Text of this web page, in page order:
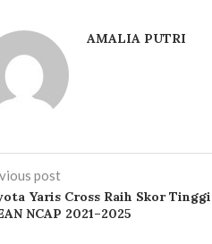
AMALIA PUTRI
post
Yaris Cross Raih Skor Tinggi
NCAP 2021–2025